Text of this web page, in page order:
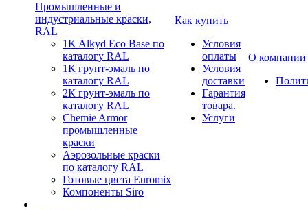
Промышленные и
индустриальные краски,
RAL
1K Alkyd Eco Base по
каталогу RAL
1К грунт-эмаль по
каталогу RAL
2К грунт-эмаль по
каталогу RAL
Chemie Armor
промышленные
краски
Аэрозольные краски
по каталогу RAL
Готовые цвета Euromix
Компоненты Siro
Как купить
Условия
оплаты
Условия
доставки
Гарантия
товара.
Услуги
О компании